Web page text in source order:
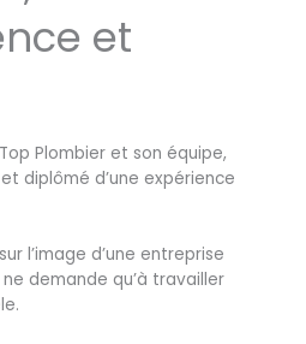
et
Plombier et son équipe,
diplômé d’une expérience
l’image d’une entreprise
demande qu’à travailler